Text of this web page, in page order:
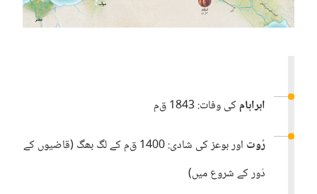
ابراہامکی وفات:‏ 1843 ق‌م
رُوت
اور بوعز کی شادی:‏ 1400 ق‌م کے لگ بھگ (‏قاضیوں کے
دَور کے شروع میں)‏